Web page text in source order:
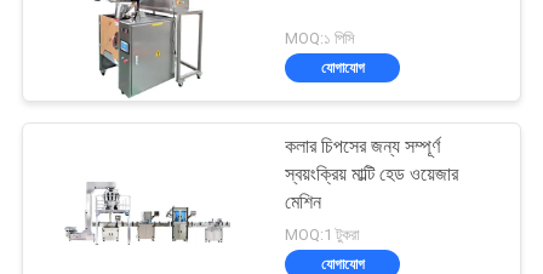
MOQ:১ পিসি
যোগাযোগ
কলার চিপসের জন্য সম্পূর্ণ
স্বয়ংক্রিয় মাল্টি হেড ওয়েজার
মেশিন
MOQ:1 টুকরা
যোগাযোগ